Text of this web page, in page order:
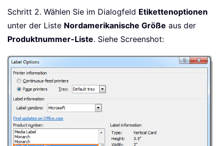
Schritt 2. Wählen Sie im Dialogfeld Etikettenoptionen
unter der Liste Nordamerikanische Größe aus der
Produktnummer-Liste. Siehe Screenshot: